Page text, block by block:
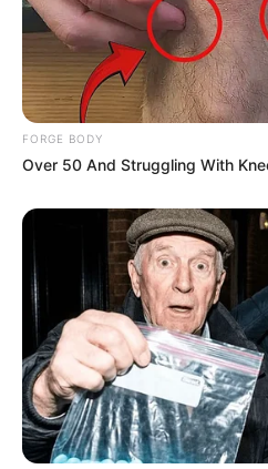
ดวงวันเกิด ดูดวงรายวัน ดูด
เชื่อในสิ่
เนื้อหาที่ได้รับการโปรโมต
FORGE BODY
Over 50 And Struggling With